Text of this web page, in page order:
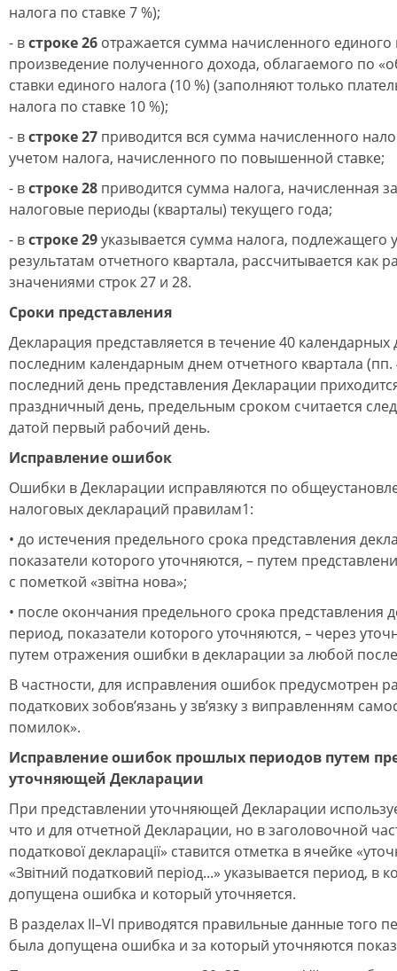
налога по ставке 7 %);
- встроке 26 отражается сумма начисленного единого
произведение полученного дохода, облагаемого по
ставки единого налога (10 %) (заполняют только
налога по ставке 10 %);
- встроке 27 приводится вся сумма начисленного
учетом налога, начисленного по повышенной ставке;
- встроке 28 приводится сумма налога, начисленная
налоговые периоды (кварталы) текущего года;
- встроке 29указывается сумма налога, подлежащего
результатам отчетного квартала, рассчитывается как
значениями строк 27 и 28.
Сроки представления
Декларация представляется в течение 40
последним календарным днем отчетного квартала
последний день представления Декларации
праздничный день, предельным сроком считается
датой первый рабочий день.
Исправление ошибок
Ошибки в Декларации исправляются по
налоговых деклараций правилам1:
• до истечения предельного срока представления
показатели которого уточняются, – путем
с пометкой «звітна нова»;
• после окончания предельного срока представления
период, показатели которого уточняются, – через
путем отражения ошибки в декларации за любой
В частности, для исправления ошибок предусмотрен
податкових зобов’язань у зв’язку з виправленням
помилок».
Исправление ошибок прошлых периодов путем
уточняющей Декларации
При представлении уточняющей Декларации
что и для отчетной Декларации, но в заголовочной
податкової декларації» ставится отметка в ячейке
«Звітний податковий період...» указывается период, в
допущена ошибка и который уточняется.
В разделах ІІ–VI приводятся правильные данные того
была допущена ошибка и за который уточняются